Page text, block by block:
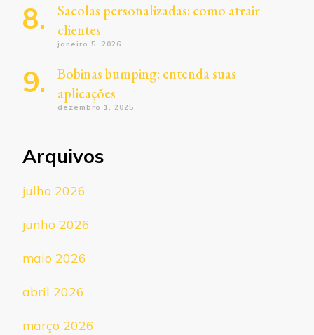
Sacolas personalizadas: como atrair
clientes
janeiro 5, 2026
Bobinas bumping: entenda suas
aplicações
dezembro 1, 2025
Arquivos
julho 2026
junho 2026
maio 2026
abril 2026
março 2026